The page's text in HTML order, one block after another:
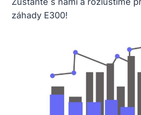
záhady E300!